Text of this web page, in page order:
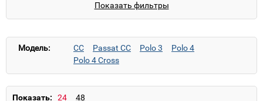
Показать фильтры
Модель: CC Passat CC Polo 3
Polo 4
Polo 4 Cross
Показать: